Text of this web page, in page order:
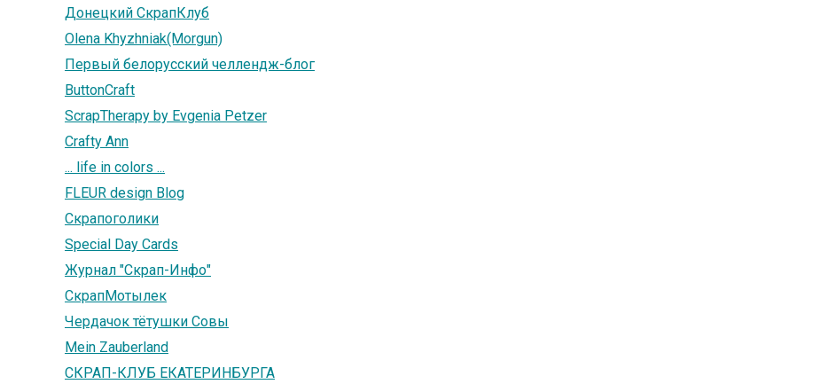
Донецкий СкрапКлуб
Olena Khyzhniak(Morgun)
Первый белорусский челлендж-блог
ButtonCraft
ScrapTherapy by Evgenia Petzer
Crafty Ann
... life in colors ...
FLEUR design Blog
Скрапоголики
Special Day Cards
Журнал "Скрап-Инфо"
СкрапМотылек
Чердачок тётушки Совы
Mein Zauberland
СКРАП-КЛУБ ЕКАТЕРИНБУРГА